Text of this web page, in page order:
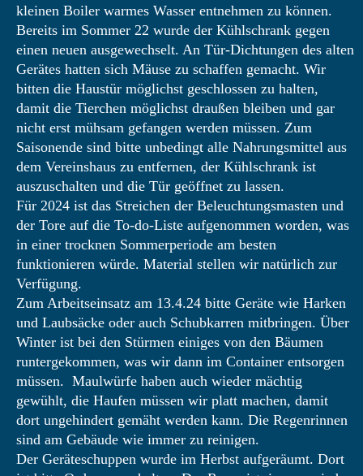
kleinen Boiler warmes Wasser entnehmen zu können.
Bereits im Sommer 22 wurde der Kühlschrank gegen
einen neuen ausgewechselt. An Tür-Dichtungen des alten
Gerätes hatten sich Mäuse zu schaffen gemacht. Wir
bitten die Haustür möglichst geschlossen zu halten,
damit die Tierchen möglichst draußen bleiben und gar
nicht erst mühsam gefangen werden müssen. Zum
Saisonende sind bitte unbedingt alle Nahrungsmittel aus
dem Vereinshaus zu entfernen, der Kühlschrank ist
auszuschalten und die Tür geöffnet zu lassen.
Für 2024 ist das Streichen der Beleuchtungsmasten und
der Tore auf die To-do-Liste aufgenommen worden, was
in einer trocknen Sommerperiode am besten
funktionieren würde. Material stellen wir natürlich zur
Verfügung.
Zum Arbeitseinsatz am 13.4.24 bitte Geräte wie Harken
und Laubsäcke oder auch Schubkarren mitbringen. Über
Winter ist bei den Stürmen einiges von den Bäumen
runtergekommen, was wir dann im Container entsorgen
müssen. Maulwürfe haben auch wieder mächtig
gewühlt, die Haufen müssen wir platt machen, damit
dort ungehindert gemäht werden kann. Die Regenrinnen
sind am Gebäude wie immer zu reinigen.
Der Geräteschuppen wurde im Herbst aufgeräumt. Dort